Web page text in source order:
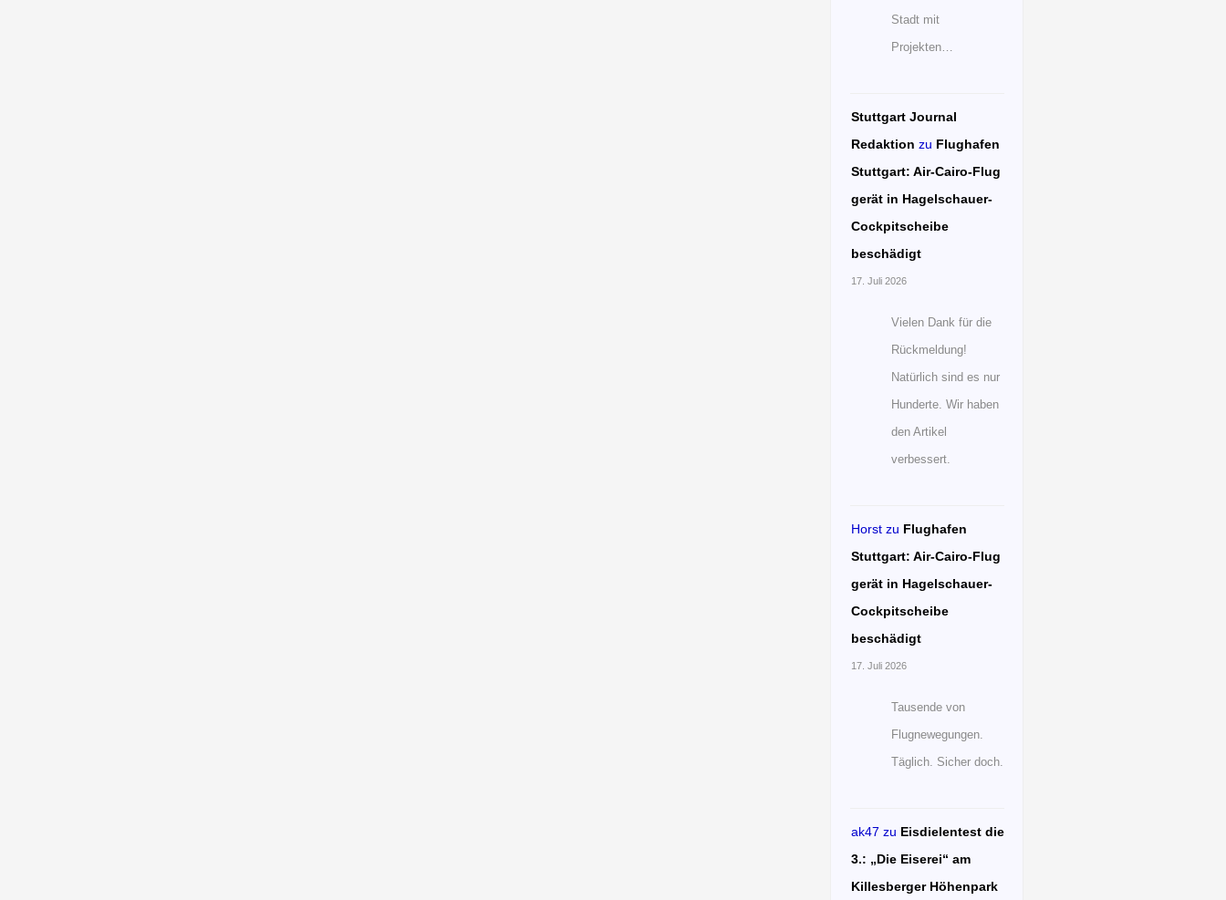
Stadt mit
Projekten…
Stuttgart Journal
Redaktion zu Flughafen
Stuttgart: Air-Cairo-Flug
gerät in Hagelschauer-
Cockpitscheibe
beschädigt
17. Juli 2026
Vielen Dank für die
Rückmeldung!
Natürlich sind es nur
Hunderte. Wir haben
den Artikel
verbessert.
Horstzu Flughafen
Stuttgart: Air-Cairo-Flug
gerät in Hagelschauer-
Cockpitscheibe
beschädigt
17. Juli 2026
Tausende von
Flugnewegungen.
Täglich. Sicher doch.
ak47 zu Eisdielentest die
3.: „Die Eiserei“ am
Killesberger Höhenpark